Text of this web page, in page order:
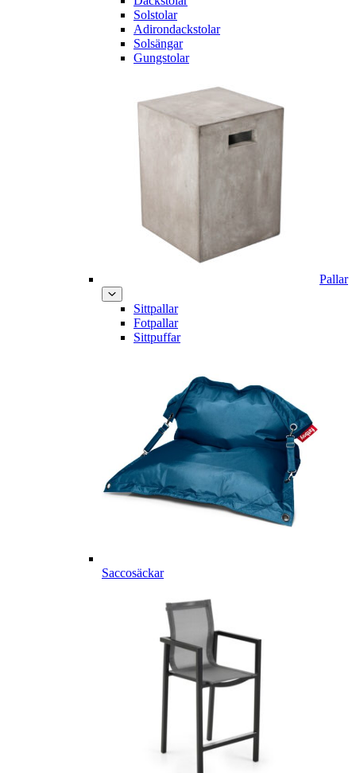
Solstolar
Adirondackstolar
Solsängar
Gungstolar
Pallar
Sittpallar
Fotpallar
Sittpuffar
Saccosäckar